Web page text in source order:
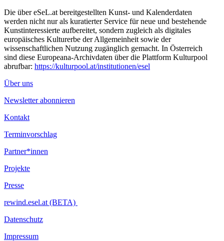
Die über eSeL.at bereitgestellten Kunst- und Kalenderdaten
werden nicht nur als kuratierter Service für neue und bestehende
Kunstinteressierte aufbereitet, sondern zugleich als digitales
europäisches Kulturerbe der Allgemeinheit sowie der
wissenschaftlichen Nutzung zugänglich gemacht. In Österreich
sind diese Europeana-Archivdaten über die Plattform Kulturpool
abrufbar: https://kulturpool.at/institutionen/esel
Über uns
Newsletter abonnieren
Kontakt
Terminvorschlag
Partner*innen
Projekte
Presse
rewind.esel.at (BETA)
Datenschutz
Impressum